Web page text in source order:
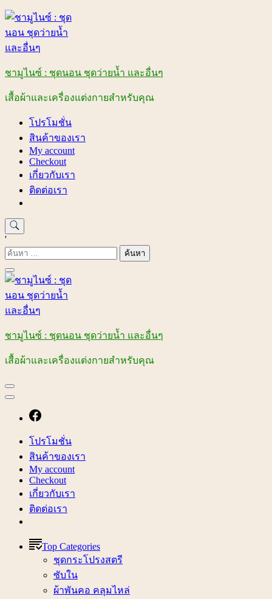
Skip
content
ชามูไนซ์ : ชุดนอน ชุดว่ายน้ำ และอื่นๆ
เสื้อผ้าและเครื่องแต่งกายสำหรับคุณ
โปรโมชั่น
สินค้าของเรา
My account
Checkout
เกี่ยวกับเรา
ติดต่อเรา
'
ค้นหา
สำหรับ:
ชามูไนซ์ : ชุดนอน ชุดว่ายน้ำ และอื่นๆ
เสื้อผ้าและเครื่องแต่งกายสำหรับคุณ
โปรโมชั่น
สินค้าของเรา
My account
Checkout
เกี่ยวกับเรา
ติดต่อเรา
Top Categories
ชุดกระโปรงสตรี
ซับใน
ผ้าพันคอ คลุมไหล่